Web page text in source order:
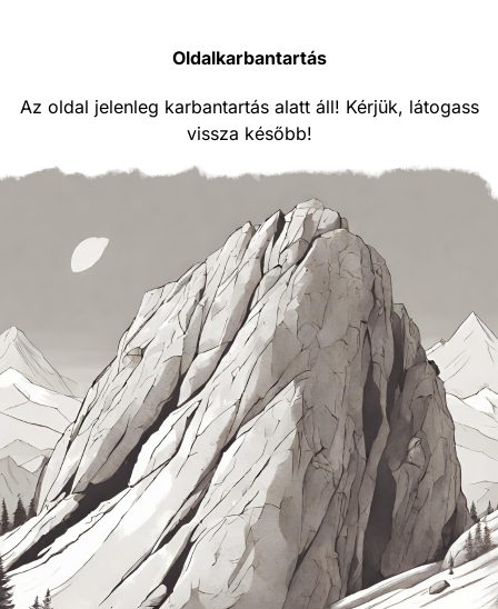
Oldalkarbantartás
Az oldal jelenleg karbantartás alatt áll! Kérjük, látogass
vissza később!